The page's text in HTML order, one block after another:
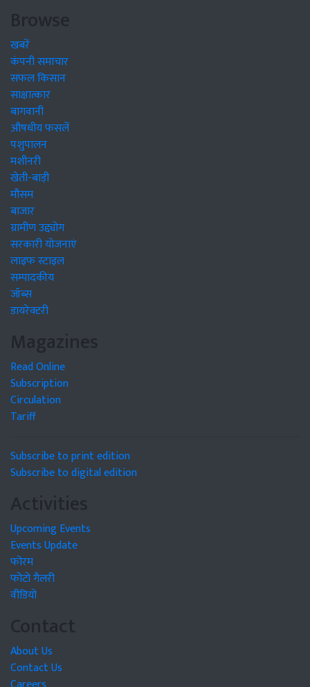
Browse
खबरें
कंपनी समाचार
सफल किसान
साक्षात्कार
बागवानी
औषधीय फसलें
पशुपालन
मशीनरी
खेती-बाड़ी
मौसम
बाजार
ग्रामीण उद्द्योग
सरकारी योजनाएं
लाइफ स्टाइल
सम्पादकीय
जॉब्स
डायरेक्टरी
Magazines
Read Online
Subscription
Circulation
Tariff
Subscribe to print edition
Subscribe to digital edition
Activities
Upcoming Events
Events Update
फोरम
फोटो गैलरी
वीडियो
Contact
About Us
Contact Us